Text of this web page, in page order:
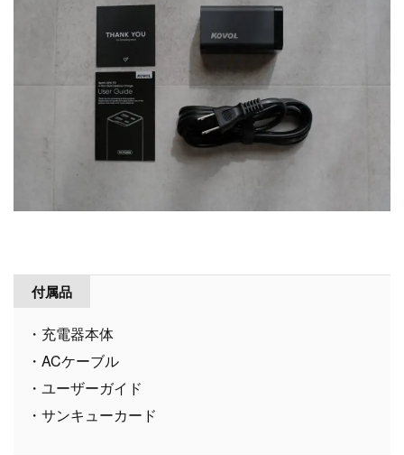
付属品
・充電器本体
・ACケーブル
・ユーザーガイド
・サンキューカード